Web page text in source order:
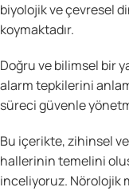
biyolojik ve çevresel
koymaktadır.
Doğru ve bilimsel bir
alarm tepkilerini
süreci güvenle
Bu içerikte, zihinsel
hallerinin temelini
inceliyoruz. Nörolojik